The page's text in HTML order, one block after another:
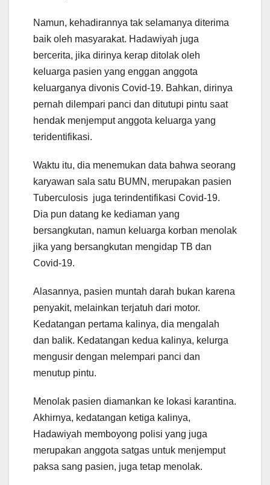
Namun, kehadirannya tak selamanya diterima
baik oleh masyarakat. Hadawiyah juga
bercerita, jika dirinya kerap ditolak oleh
keluarga pasien yang enggan anggota
keluarganya divonis Covid-19. Bahkan, dirinya
pernah dilempari panci dan ditutupi pintu saat
hendak menjemput anggota keluarga yang
teridentifikasi.
Waktu itu, dia menemukan data bahwa seorang
karyawan sala satu BUMN, merupakan pasien
Tuberculosis juga terindentifikasi Covid-19.
Dia pun datang ke kediaman yang
bersangkutan, namun keluarga korban menolak
jika yang bersangkutan mengidap TB dan
Covid-19.
Alasannya, pasien muntah darah bukan karena
penyakit, melainkan terjatuh dari motor.
Kedatangan pertama kalinya, dia mengalah
dan balik. Kedatangan kedua kalinya, kelurga
mengusir dengan melempari panci dan
menutup pintu.
Menolak pasien diamankan ke lokasi karantina.
Akhirnya, kedatangan ketiga kalinya,
Hadawiyah memboyong polisi yang juga
merupakan anggota satgas untuk menjemput
paksa sang pasien, juga tetap menolak.